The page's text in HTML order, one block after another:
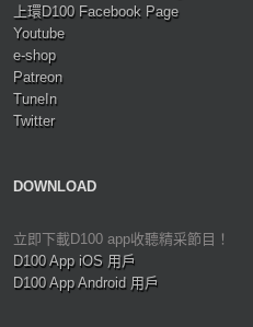
上環D100 Facebook Page
Youtube
e-shop
Patreon
TuneIn
Twitter
DOWNLOAD
立即下載D100 app收聽精采節目！
D100 App iOS 用戶
D100 App Android 用戶